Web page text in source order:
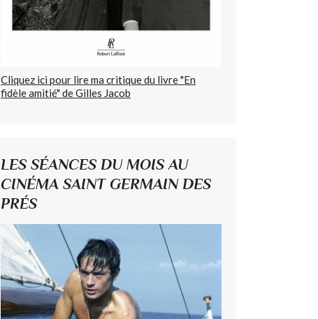
Cliquez ici pour lire ma critique du livre "En
fidèle amitié" de Gilles Jacob
LES SÉANCES DU MOIS AU
CINÉMA SAINT GERMAIN DES
PRÉS